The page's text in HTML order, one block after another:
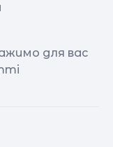
для вас